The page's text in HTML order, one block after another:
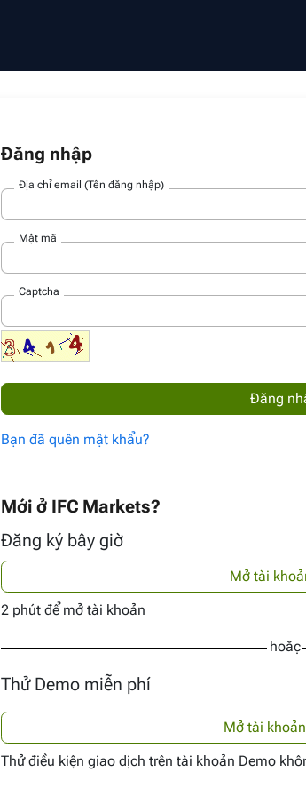
Đăng nhập
Địa chỉ email (Tên đăng nhập)
Mật mã
Captcha
Bạn đã quên mật khẩu?
Mới ở IFC Markets?
Đăng ký bây giờ
Mở tài
2 phút để mở tài khoản
hoặc
Thử Demo miễn phí
Mở tài
Thử điều kiện giao dịch trên tài khoản Demo